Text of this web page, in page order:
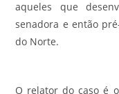
aqueles que
senadora e então
do Norte.
O relator do caso é